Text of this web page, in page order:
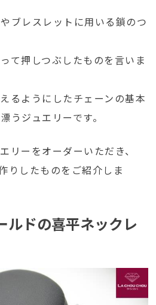
ブレスレットに用いる鎖のつ
て押しつぶしたものを言いま
るようにしたチェーンの基本
うジュエリーです。
リーをオーダーいただき、
りしたものをご紹介しま
ルドの喜平ネックレ